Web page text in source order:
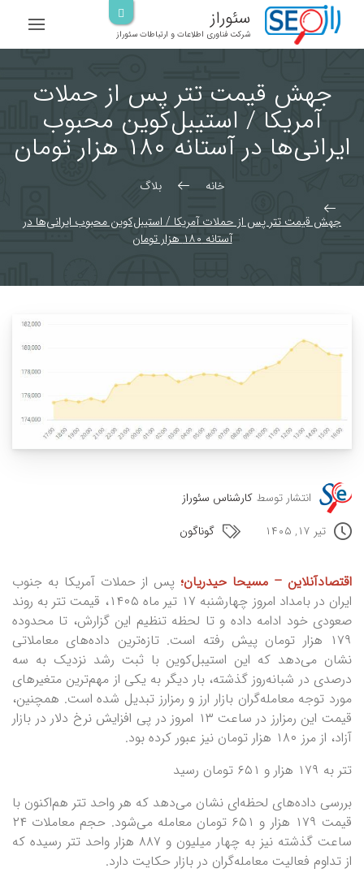
سئوراز
شرکت فناوری اطلاعات و ارتباطات سئوراز
جهش قیمت تتر پس از حملات
آمریکا / استیبل‌کوین محبوب
ایرانی‌ها در آستانه ۱۸۰ هزار تومان
خانه
بلاگ
جهش قیمت تتر پس از حملات آمریکا / استیبل‌کوین محبوب ایرانی‌ها در
آستانه ۱۸۰ هزار تومان
انتشار توسط کارشناس سئوراز
تیر ۱۷, ۱۴۰۵
گوناگون
اقتصادآنلاین – مسیحا حیدریان؛ پس از حملات آمریکا به جنوب
ایران در بامداد امروز چهارشنبه ۱۷ تیر ماه ۱۴۰۵، قیمت تتر به روند
صعودی خود ادامه داده و تا لحظه تنظیم این گزارش، تا محدوده
۱۷۹ هزار تومان پیش رفته است. تازه‌ترین داده‌های معاملاتی
نشان می‌دهد که این استیبل‌کوین با ثبت رشد نزدیک به سه
درصدی در شبانه‌روز گذشته، بار دیگر به یکی از مهم‌ترین متغیر‌های
مورد توجه معامله‌گران بازار ارز و رمزارز تبدیل شده است. همچنین،
قیمت این رمزارز در ساعت ۱۳ امروز در پی افزایش نرخ دلار در بازار
آزاد، از مرز ۱۸۰ هزار تومان نیز عبور کرده بود.
تتر به ۱۷۹ هزار و ۶۵۱ تومان رسید
بررسی داده‌های لحظه‌ای نشان می‌دهد که هر واحد تتر هم‌اکنون با
قیمت ۱۷۹ هزار و ۶۵۱ تومان معامله می‌شود. حجم معاملات ۲۴
ساعت گذشته نیز به چهار میلیون و ۸۸۷ هزار واحد تتر رسیده که
از تداوم فعالیت معامله‌گران در بازار حکایت دارد.